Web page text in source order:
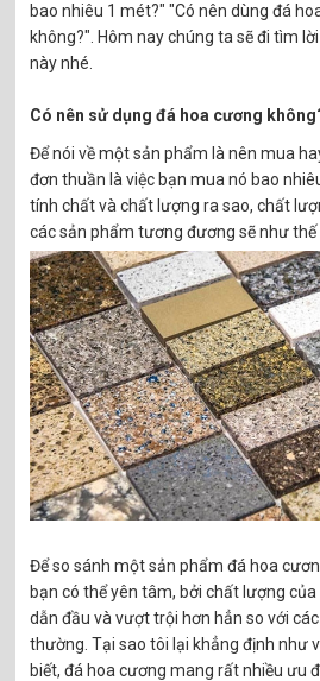
bao nhiêu 1 mét?" "Có nên dùng đá
không?". Hôm nay chúng ta sẽ đi tìm
này nhé.
Có nên sử dụng đá hoa cương
Để nói về một sản phẩm là nên mua
đơn thuần là việc bạn mua nó bao
tính chất và chất lượng ra sao, chất
các sản phẩm tương đương sẽ như thế
Để so sánh một sản phẩm đá hoa
bạn có thể yên tâm, bởi chất lượng
dẫn đầu và vượt trội hơn hẳn so với
thường. Tại sao tôi lại khẳng định như
biết, đá hoa cương mang rất nhiều ưu